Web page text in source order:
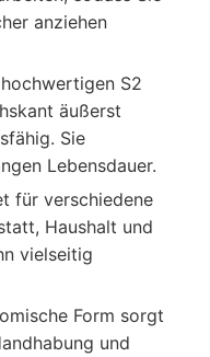
anziehen
S2
äußerst
Sie
Lebensdauer.
für verschiedene
Haushalt und
vielseitig
Form sorgt
und